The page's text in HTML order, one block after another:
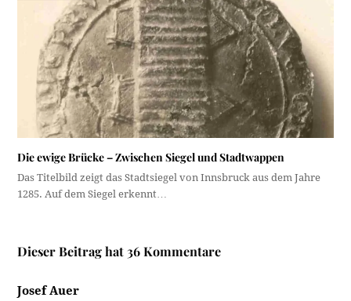
Die ewige Brücke – Zwischen Siegel und Stadtwappen
Das Titelbild zeigt das Stadtsiegel von Innsbruck aus dem Jahre
1285. Auf dem Siegel erkennt…
Dieser Beitrag hat 36 Kommentare
Josef Auer